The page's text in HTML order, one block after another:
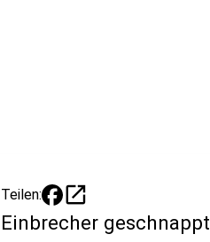
Teilen: open_in_new
Einbrecher geschnappt